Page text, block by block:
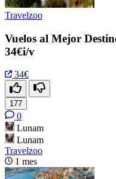
Travelzoo
Vuelos al Mejor
34€i/v
34€
177
0
Lunam
Lunam
Travelzoo
1 mes